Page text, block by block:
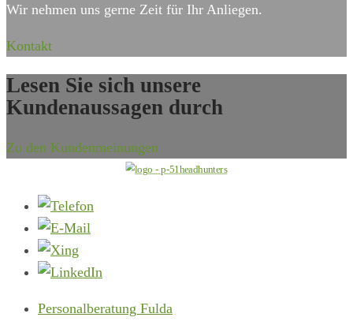
Wir nehmen uns gerne Zeit für Ihr Anliegen.
Kontakt
Lesen Sie sich unsere
Kundenaussagen durch
Zu den Kundenmeinungen
Personalberatung Fulda